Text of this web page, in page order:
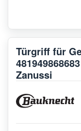
Türgriff für
Zanussi